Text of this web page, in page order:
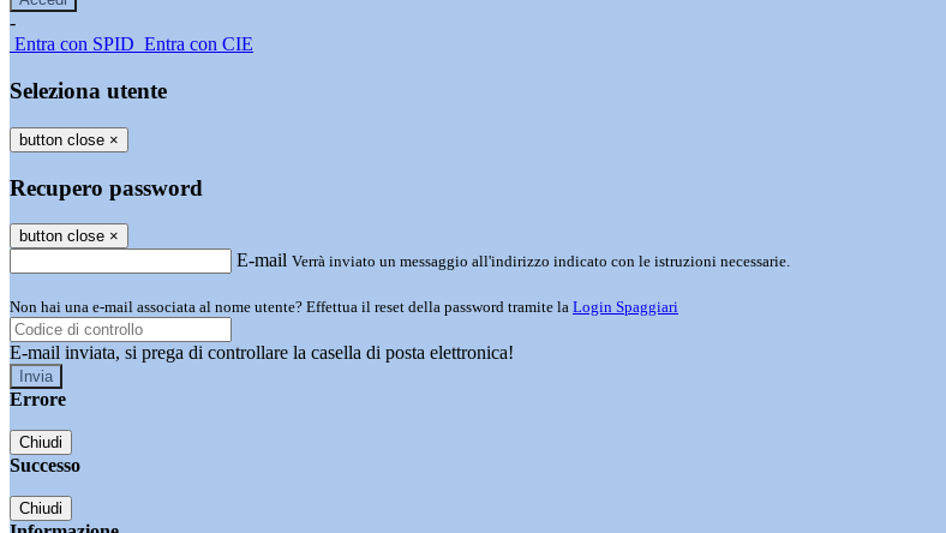
-
Entra con SPID Entra con CIE
Seleziona utente
button close ×
Recupero password
button close ×
E-mail Verrà inviato un messaggio all'indirizzo indicato con le istruzioni necessarie.
Non hai una e-mail associata al nome utente? Effettua il reset della password tramite la Login Spaggiari
E-mail inviata, si prega di controllare la casella di posta elettronica!
Errore
Chiudi
Successo
Chiudi